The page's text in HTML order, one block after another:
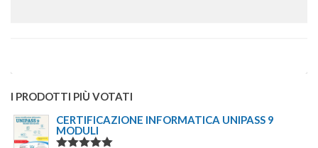
I PRODOTTI PIÙ VOTATI
CERTIFICAZIONE INFORMATICA UNIPASS 9
MODULI